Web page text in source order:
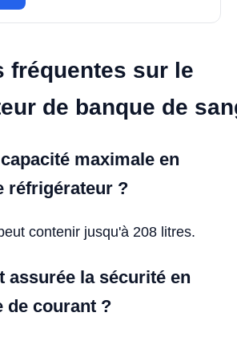
fréquentes sur le
de banque de
maximale en
réfrigérateur ?
contenir jusqu'à 208 litres.
assurée la sécurité en
de courant ?